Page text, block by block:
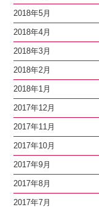
2018年5月
2018年4月
2018年3月
2018年2月
2018年1月
2017年12月
2017年11月
2017年10月
2017年9月
2017年8月
2017年7月